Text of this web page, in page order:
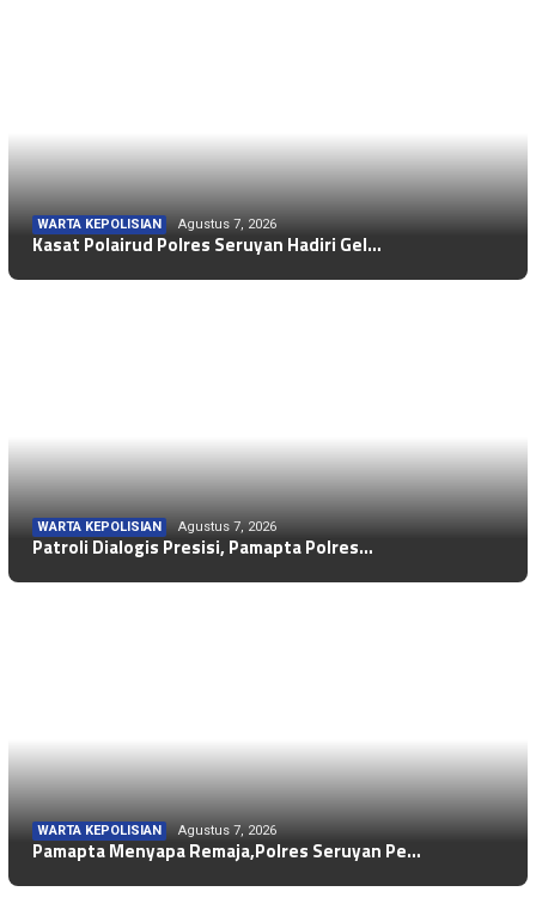
WARTA KEPOLISIAN Agustus 7, 2026
Kasat Polairud Polres Seruyan Hadiri Gel…
WARTA KEPOLISIAN Agustus 7, 2026
Patroli Dialogis Presisi, Pamapta Polres…
WARTA KEPOLISIAN Agustus 7, 2026
Pamapta Menyapa Remaja,Polres Seruyan Pe…